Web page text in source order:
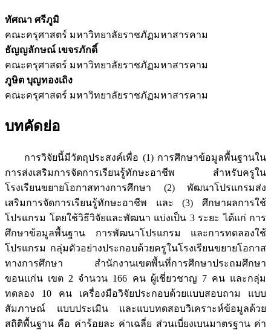
ทัศณา ศรีภูมิ
คณะครุศาสตร์ มหาวิทยาลัยราชภัฏมหาสารคาม
ธัญญลักษณ์ เขจรภักดิ์
คณะครุศาสตร์ มหาวิทยาลัยราชภัฏมหาสารคาม
ภูษิต บุญทองเถิง
คณะครุศาสตร์ มหาวิทยาลัยราชภัฏมหาสารคาม
บทคัดย่อ
การวิจัยนี้มีวัตถุประสงค์เพื่อ (1) การศึกษาข้อมูลพื้นฐานใน
การส่งเสริมการจัดการเรียนรู้ทักษะอาชีพ สำหรับครูใน
โรงเรียนขยายโอกาสทางการศึกษา (2) พัฒนาโปรแกรมส่ง
เสริมการจัดการเรียนรู้ทักษะอาชีพ และ (3) ศึกษาผลการใช้
โปรแกรม โดยใช้วิธีวิจัยและพัฒนา แบ่งเป็น 3 ระยะ ได้แก่ การ
ศึกษาข้อมูลพื้นฐาน การพัฒนาโปรแกรม และการทดลองใช้
โปรแกรม กลุ่มตัวอย่างประกอบด้วยครูในโรงเรียนขยายโอกาส
ทางการศึกษา สำนักงานเขตพื้นที่การศึกษาประถมศึกษา
ขอนแก่น เขต 2 จำนวน 166 คน ผู้เชี่ยวชาญ 7 คน และกลุ่ม
ทดลอง 10 คน เครื่องมือวิจัยประกอบด้วยแบบสอบถาม แบบ
สัมภาษณ์ แบบประเมิน และแบบทดสอบวิเคราะห์ข้อมูลด้วย
สถิติพื้นฐาน คือ ค่าร้อยละ ค่าเฉลี่ย ส่วนเบี่ยงเบนมาตรฐาน ค่า